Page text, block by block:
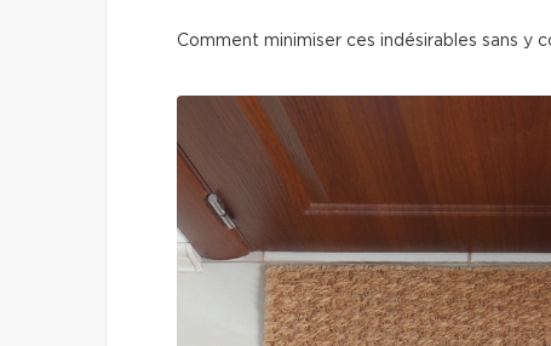
Comment minimiser ces indésirables sans y